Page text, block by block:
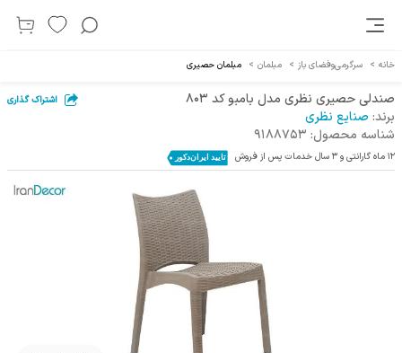
خانه > سرگرمی‌و‌فضای باز > مبلمان > مبلمان ‌حصیری
صندلی حصیری نظری مدل بامبو کد 803 اشتراک گذاری
برند: صنایع نظری
شناسه محصول: 9188753
12 ماه گارانتی و 3 سال خدمات پس از فروش